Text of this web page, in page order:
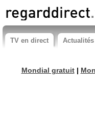
TV en direct Actualités
Mondial gratuit|